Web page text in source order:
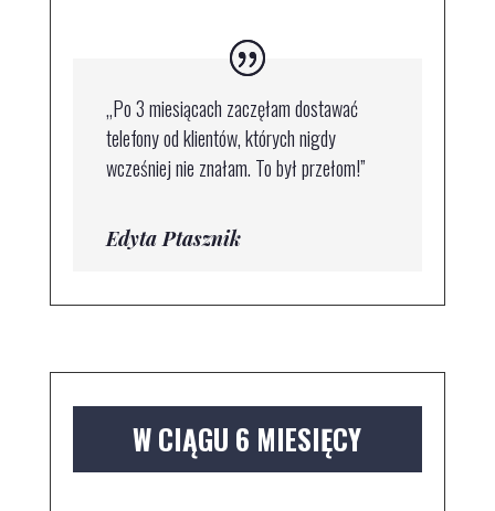
„Po 3 miesiącach zaczęłam dostawać
telefony od klientów, których nigdy
wcześniej nie znałam. To był przełom!”
Edyta Ptasznik
W CIĄGU 6 MIESIĘCY